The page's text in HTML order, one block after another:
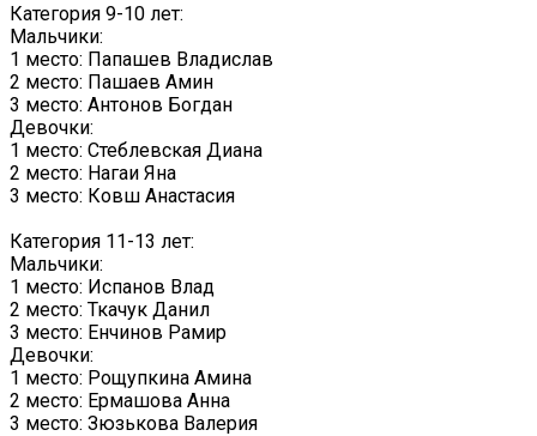
Категория 9-10 лет:
Мальчики:
1 место: Папашев Владислав
2 место: Пашаев Амин
3 место: Антонов Богдан
Девочки:
1 место: Стеблевская Диана
2 место: Нагаи Яна
3 место: Ковш Анастасия
Категория 11-13 лет:
Мальчики:
1 место: Испанов Влад
2 место: Ткачук Данил
3 место: Енчинов Рамир
Девочки:
1 место: Рощупкина Амина
2 место: Ермашова Анна
3 место: Зюзькова Валерия